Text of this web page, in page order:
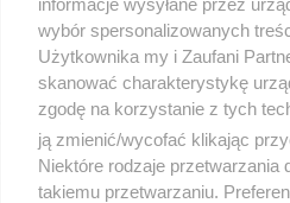
Ukraińska grafika. Fot.
wybór spersonalizowanych
Użytkownika my i Zaufani
skanować charakterystykę
zgodę na korzystanie z tych
ją zmienić/wycofać klikając
Niektóre rodzaje
takiemu przetwarzaniu.